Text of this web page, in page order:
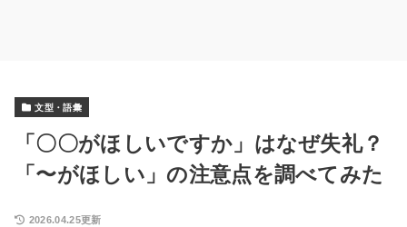
文型・語彙
「〇〇がほしいですか」はなぜ失礼？
「〜がほしい」の注意点を調べてみた
2026.04.25更新